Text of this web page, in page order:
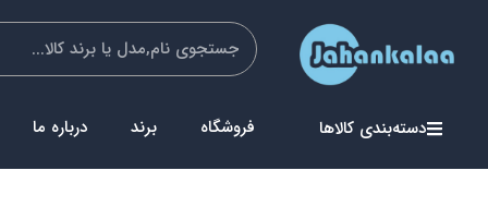
دسته‌بندی کالاها فروشگاه برند درباره ما